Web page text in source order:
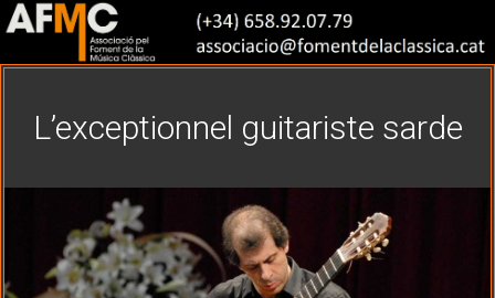
L’exceptionnel guitariste sarde